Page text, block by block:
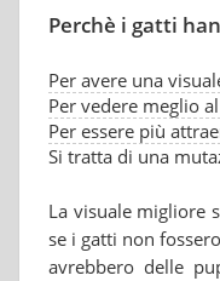
Perchè i gatti
Per avere una
Per vedere meglio
Per essere più
La visuale migliore
se i gatti non
avrebbero delle